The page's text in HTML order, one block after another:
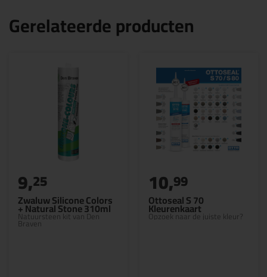
Gerelateerde producten
Zwaluw Silicone Colors
+ Natural Stone 310ml
Natuursteen kit van Den
Braven
9,25
Ottoseal S 70
Kleurenkaart
Opzoek naar de juiste kleur?
10,99